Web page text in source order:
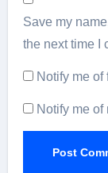
Save my
the next time I
Notify me
Notify me of